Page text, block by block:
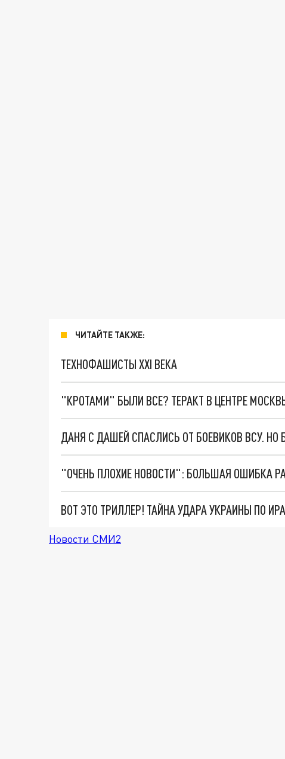
ЧИТАЙТЕ ТАКЖЕ:
ТЕХНОФАШИСТЫ XXI ВЕКА
"КРОТАМИ" БЫЛИ ВСЕ? ТЕРАКТ В ЦЕНТРЕ
ДАНЯ С ДАШЕЙ СПАСЛИСЬ ОТ БОЕВИКОВ ВСУ.
ВОТ ЭТО ТРИЛЛЕР! ТАЙНА УДАРА УКРАИНЫ ПО
Новости СМИ2